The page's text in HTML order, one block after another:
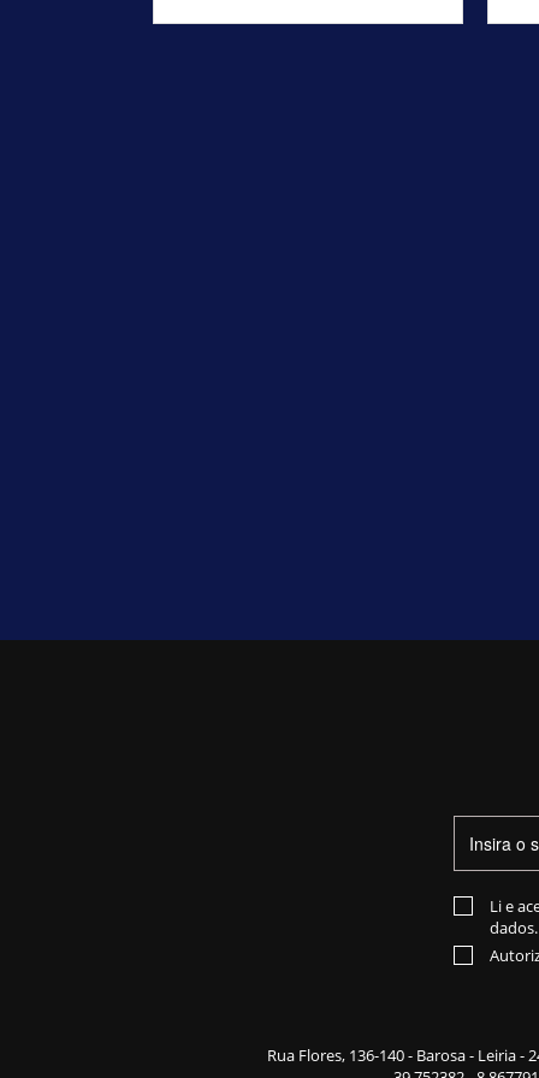
Li e
dados.
Rua Flores, 136-140- Barosa - Leiria -